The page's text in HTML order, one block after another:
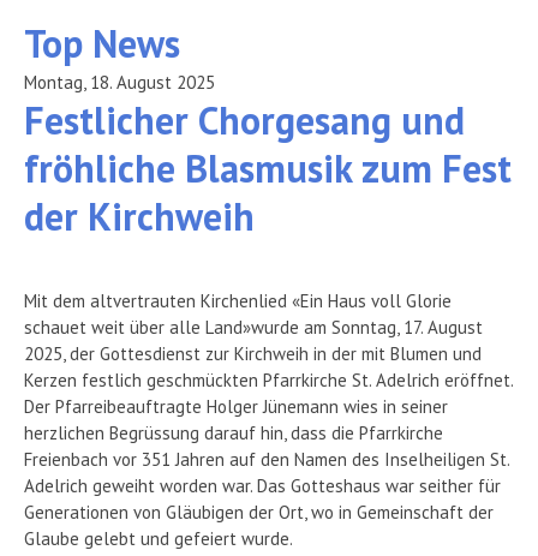
Top News
Montag, 18. August 2025
Festlicher Chorgesang und
fröhliche Blasmusik zum Fest
der Kirchweih
Mit dem altvertrauten Kirchenlied «Ein Haus voll Glorie
schauet weit über alle Land»wurde am Sonntag, 17. August
2025, der Gottesdienst zur Kirchweih in der mit Blumen und
Kerzen festlich geschmückten Pfarrkirche St. Adelrich eröffnet.
Der Pfarreibeauftragte Holger Jünemann wies in seiner
herzlichen Begrüssung darauf hin, dass die Pfarrkirche
Freienbach vor 351 Jahren auf den Namen des Inselheiligen St.
Adelrich geweiht worden war. Das Gotteshaus war seither für
Generationen von Gläubigen der Ort, wo in Gemeinschaft der
Glaube gelebt und gefeiert wurde.